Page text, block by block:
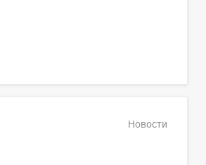
Новости